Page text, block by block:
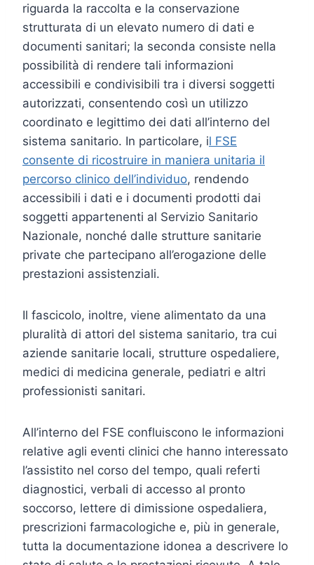
riguarda la raccolta e la conservazione
strutturata di un elevato numero di dati e
documenti sanitari; la seconda consiste nella
possibilità di rendere tali informazioni
accessibili e condivisibili tra i diversi soggetti
autorizzati, consentendo così un utilizzo
coordinato e legittimo dei dati all’interno del
sistema sanitario. In particolare, il FSE
consente di ricostruire in maniera unitaria il
percorso clinico dell’individuo, rendendo
accessibili i dati e i documenti prodotti dai
soggetti appartenenti al Servizio Sanitario
Nazionale, nonché dalle strutture sanitarie
private che partecipano all’erogazione delle
prestazioni assistenziali.
Il fascicolo, inoltre, viene alimentato da una
pluralità di attori del sistema sanitario, tra cui
aziende sanitarie locali, strutture ospedaliere,
medici di medicina generale, pediatri e altri
professionisti sanitari.
All’interno del FSE confluiscono le informazioni
relative agli eventi clinici che hanno interessato
l’assistito nel corso del tempo, quali referti
diagnostici, verbali di accesso al pronto
soccorso, lettere di dimissione ospedaliera,
prescrizioni farmacologiche e, più in generale,
tutta la documentazione idonea a descrivere lo